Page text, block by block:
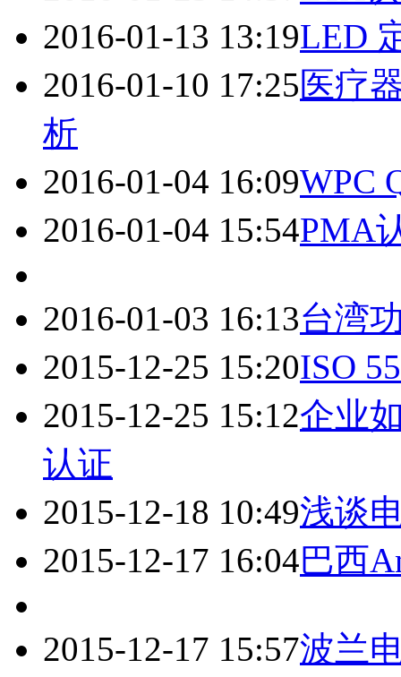
2016-01-13 13:19LED
2016-01-10 17:25医疗
析
2016-01-04 16:09WPC
2016-01-04 15:54PMA
2016-01-03 16:13台湾
2015-12-25 15:20ISO
2015-12-25 15:12企业
认证
2015-12-18 10:49浅谈
2015-12-17 16:04巴西
2015-12-17 15:57波兰